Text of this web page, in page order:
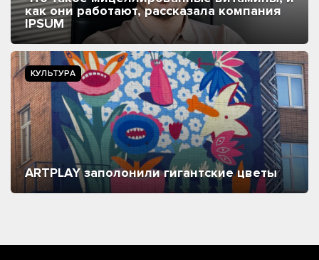
как они работают, рассказала компания
IPSUM
КУЛЬТУРА
ARTPLAY заполонили гигантские цветы